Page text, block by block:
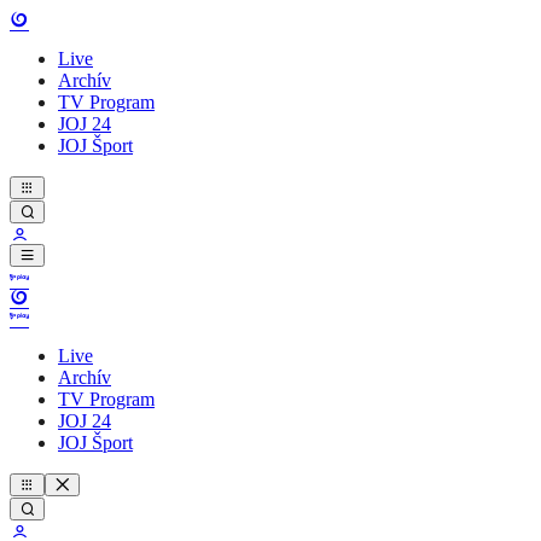
Live
Archív
TV Program
JOJ 24
JOJ Šport
Live
Archív
TV Program
JOJ 24
JOJ Šport